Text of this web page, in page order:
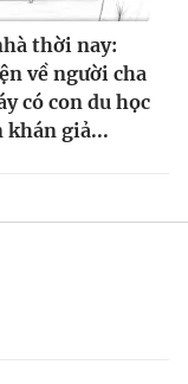
thời nay:
về người cha
có con du học
khán giả...